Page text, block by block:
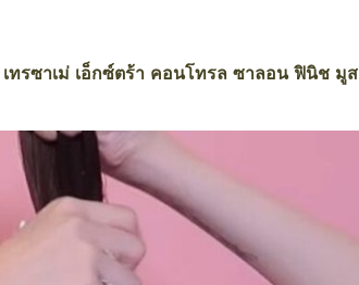
เทรซาเม่ เอ็กซ์ตร้า คอนโทรล ซาลอน ฟินิช มูส